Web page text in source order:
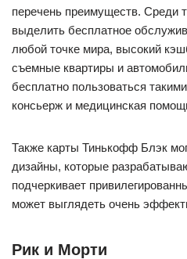
перечень преимуществ. Среди
выделить бесплатное
любой точке мира, высокий
съемные квартиры и
бесплатно пользоваться
консьерж и медицинская
Также карты Тинькофф Блэк
дизайны, которые
подчеркивает
может выглядеть очень
Рик и Морти